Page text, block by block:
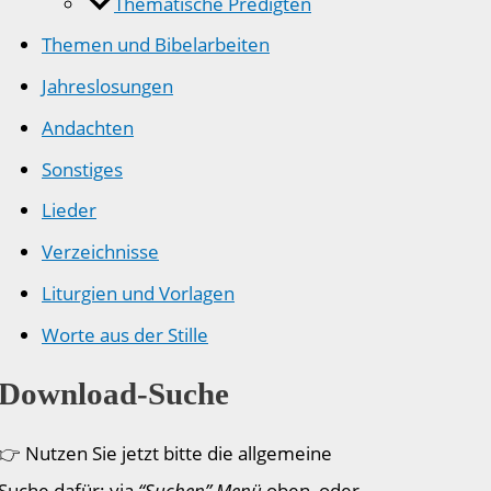
Themen und Bibelarbeiten
Jahreslosungen
Andachten
Sonstiges
Lieder
Verzeichnisse
Liturgien und Vorlagen
Worte aus der Stille
Suche
Nutzen Sie jetzt bitte die allgemeine